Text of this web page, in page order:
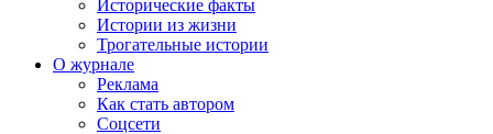
Исторические факты
Истории из жизни
Трогательные истории
О журнале
Реклама
Как стать автором
Соцсети